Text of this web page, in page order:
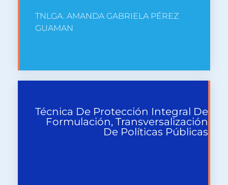
TNLGA. AMANDA GABRIELA PÉREZ
GUAMAN
Técnica De Protección Integral De
Formulación, Transversalización
De Políticas Públicas